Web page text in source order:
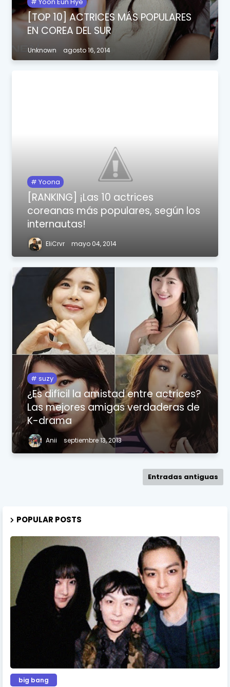
[TOP 10] ACTRICES MÁS POPULARES
EN COREA DEL SUR
Unknown agosto 16, 2014
Yoona
[RANKING] ¡Las 10 actrices
coreanas más populares, según los
internautas!
EliCrvr mayo 04, 2014
suzy
¿Es difícil la amistad entre actrices?
Las mejores amigas verdaderas de
K-drama
Anii septiembre 13, 2013
Entradas antiguas
POPULAR POSTS
big bang